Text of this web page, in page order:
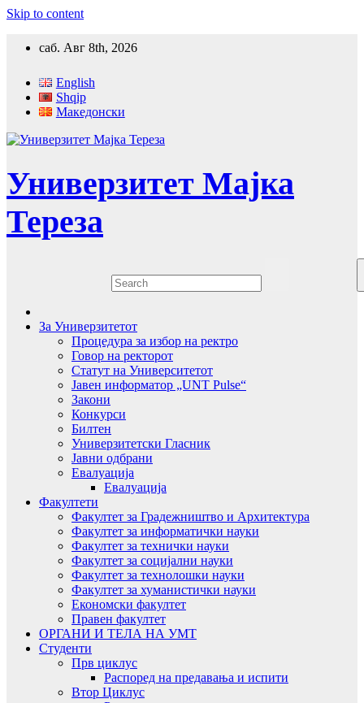
Skip to content
саб. Авг 8th, 2026
English
Shqip
Македонски
Универзитет Мајка
Тереза
За Универзитетот
Процедура за избор на ректро
Говор на ректорот
Статут на Университетот
Јавен информатор „UNT Pulse“
Закони
Конкурси
Билтен
Универзитетски Гласник
Јавни одбрани
Евалуација
Евалуација
Факултети
Факултет за Градежништво и Архитектура
Факултет за информатички науки
Факултет за технички науки
Факултет за социјални науки
Факултет за технолошки науки
Факултет за хуманистички науки
Економски факултет
Правен факултет
ОРГАНИ И ТЕЛА НА УМТ
Студенти
Прв циклус
Распоред на предавањa и испити
Втор Циклус